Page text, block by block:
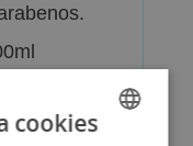
cookies